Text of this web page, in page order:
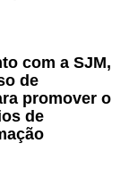
com a SJM,
de
promover o
de